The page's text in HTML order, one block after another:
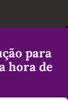
para
hora de